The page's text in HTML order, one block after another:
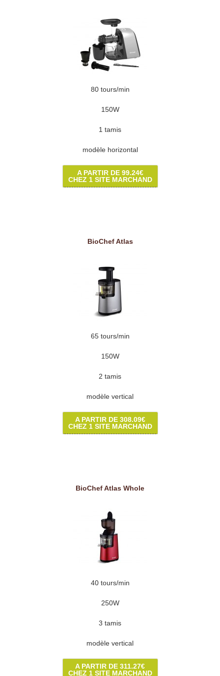
80 tours/min
150W
1 tamis
modèle horizontal
A PARTIR DE 99.24€
CHEZ 1 SITE MARCHAND
BioChef Atlas
65 tours/min
150W
2 tamis
modèle vertical
A PARTIR DE 308.09€
CHEZ 1 SITE MARCHAND
BioChef Atlas Whole
40 tours/min
250W
3 tamis
modèle vertical
A PARTIR DE 311.27€
CHEZ 1 SITE MARCHAND